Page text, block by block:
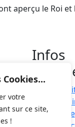
votre
sur ce site,
!
aperçu le Roi
Infos
Galerie